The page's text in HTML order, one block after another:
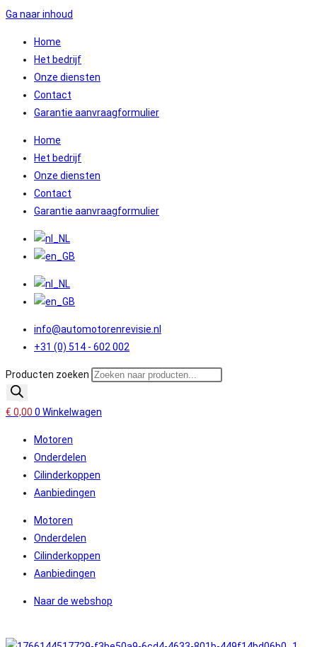
Ga naar inhoud
Home
Het bedrijf
Onze diensten
Contact
Garantie aanvraagformulier
Home
Het bedrijf
Onze diensten
Contact
Garantie aanvraagformulier
info@automotorenrevisie.nl
+31 (0) 514 - 602 002
Producten zoeken
€ 0,00 0 Winkelwagen
Motoren
Onderdelen
Cilinderkoppen
Aanbiedingen
Motoren
Onderdelen
Cilinderkoppen
Aanbiedingen
Naar de webshop